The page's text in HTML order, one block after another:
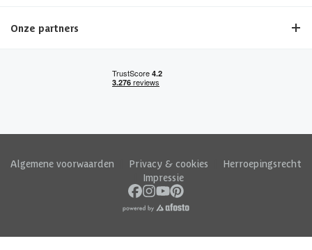
Onze partners
Algemene voorwaarden Privacy & cookies
Herroepingsrecht
Impressie